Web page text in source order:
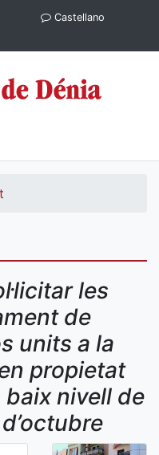
Castellano
les
de
units a la
propietat
nivell de